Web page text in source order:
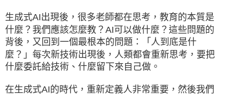
生成式AI出現後，很多老師都在思考，教育的本質是
什麼？我們應該怎麼教？AI可以做什麼？這些問題的
背後，又回到一個最根本的問題：「人到底是什
麼？」每次新技術出現後，人類都會重新思考，要把
什麼委託給技術、什麼留下來自己做。
在生成式AI的時代，重新定義人非常重要，然後我們